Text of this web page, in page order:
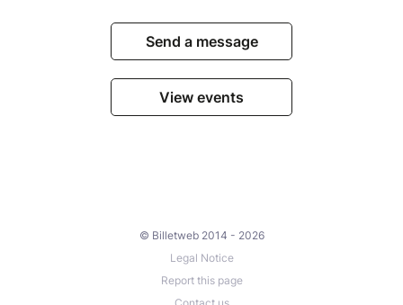
Send a message
View events
© Billetweb 2014 - 2026
Legal Notice
Report this page